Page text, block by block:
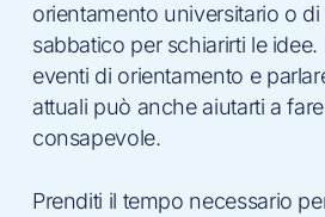
orientamento universitario o
sabbatico per schiarirti le idee.
eventi di orientamento e
attuali può anche aiutarti a
consapevole.
Prenditi il tempo necessario